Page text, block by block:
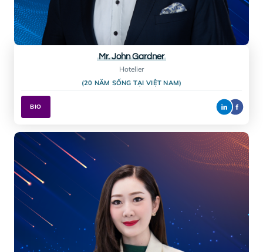
Mr. Victor Burrill
BUSINESS EXECUTIVE NETWORK (16 NĂM SỐNG TẠI VIỆT